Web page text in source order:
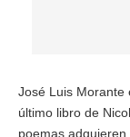
José Luis Morante
último libro de
poemas